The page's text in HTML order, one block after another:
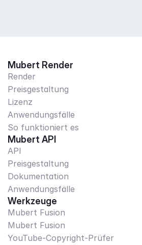
Mubert Render
Render
Preisgestaltung
Lizenz
Anwendungsfälle
So funktioniert es
Mubert API
API
Preisgestaltung
Dokumentation
Anwendungsfälle
Werkzeuge
Mubert Fusion
Mubert Fusion
YouTube-Copyright-Prüfer